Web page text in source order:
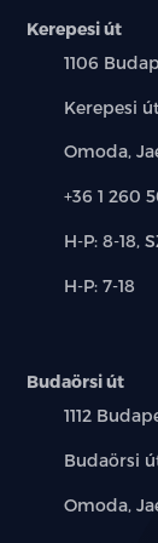
Közúti
ISOFIX
+ Top
fékerő
Kerepesi út
Település:
1106
Cím:
Kerepesi
Márkák:
Omoda,
Telefon:
+36 1 260
Új-
használt
H-P: 8-18,
Alkatrész,
H-P: 7-18
Budaörsi út
Település:
1112
Cím:
Budaörsi
Márkák:
Omoda,